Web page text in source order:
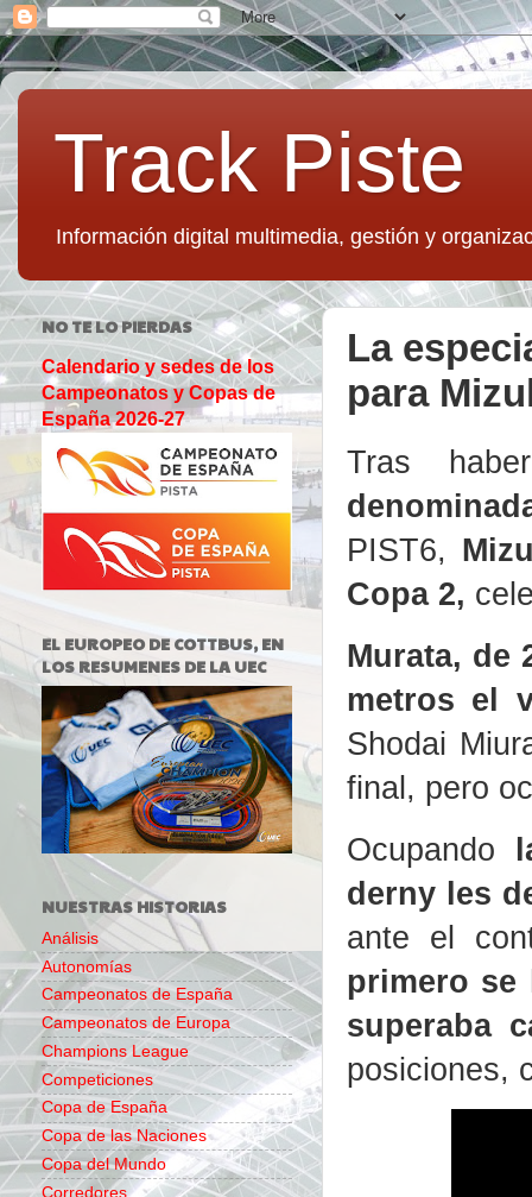
Track Piste
Información digital multimedia, gestión y
La
para
Tras
PIST6,
Copa 2,
Murata, de
metros el
Shodai
final, pero
Ocupando
derny les
ante el
primero se
superaba
posiciones,
NO TE LO PIERDAS
Calendario y sedes de los
Campeonatos y Copas de
España 2026-27
EL EUROPEO DE COTTBUS, EN
LOS RESUMENES DE LA UEC
NUESTRAS HISTORIAS
Análisis
Autonomías
Campeonatos de España
Campeonatos de Europa
Champions League
Competiciones
Copa de España
Copa de las Naciones
Copa del Mundo
Corredores